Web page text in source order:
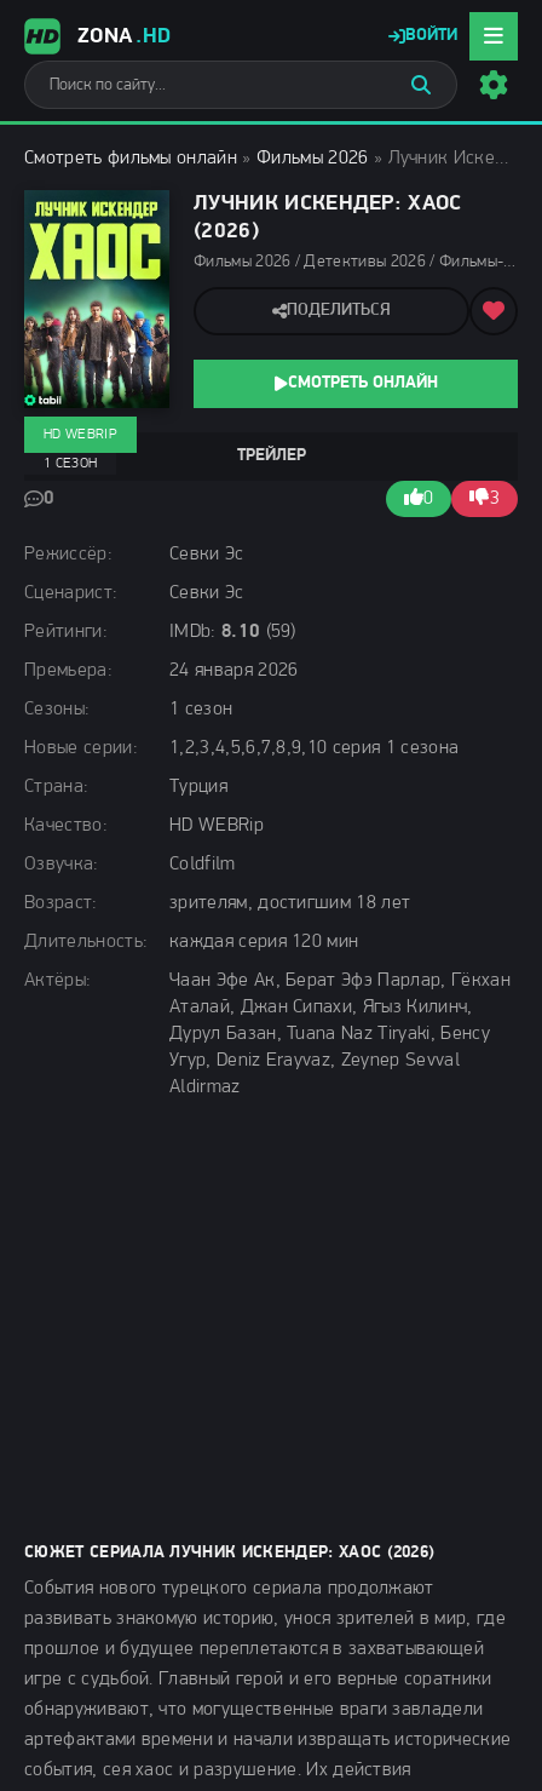
ZONA.HD ВОЙТИ
Смотреть фильмы онлайн » Фильмы 2026 » Лучник Искендер: Хаос (2026)
ЛУЧНИК ИСКЕНДЕР: ХАОС
(2026)
Фильмы 2026 / Детективы 2026 / Фильмы-приключения 2026 / Фантастические фильмы 2026 / Сериалы 2026 / Новинки сериалов 2026 / Сериалы января 2026 / Турецкие сериалы / Смотреть фильмы онлайн
Режиссёр:
Севки Эс
Сценарист:
Севки Эс
Рейтинги:
IMDb: 8.10 (59)
Премьера:
24 января 2026
Сезоны:
1 сезон
Новые серии:
1,2,3,4,5,6,7,8,9,10 серия 1 сезона
Страна:
Турция
Качество:
HD WEBRip
Озвучка:
Coldfilm
Возраст:
зрителям, достигшим 18 лет
Длительность:
каждая серия 120 мин
Актёры:
Чаан Эфе Ак, Берат Эфэ Парлар, Гёкхан
Аталай, Джан Сипахи, Ягыз Килинч,
Дурул Базан, Tuana Naz Tiryaki, Бенсу
Угур, Deniz Erayvaz, Zeynep Sevval
Aldirmaz
ТРЕЙЛЕР
0 0 3
HD WEBRIP
1 СЕЗОН
ПОДЕЛИТЬСЯ
СМОТРЕТЬ ОНЛАЙН
СЮЖЕТ СЕРИАЛА ЛУЧНИК ИСКЕНДЕР: ХАОС (2026)
События нового турецкого сериала продолжают
развивать знакомую историю, унося зрителей в мир, где
прошлое и будущее переплетаются в захватывающей
игре с судьбой. Главный герой и его верные соратники
обнаруживают, что могущественные враги завладели
артефактами времени и начали извращать исторические
события, сея хаос и разрушение. Их действия